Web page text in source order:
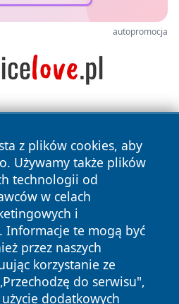
autopromocja
z plików cookies, aby
Używamy także plików
technologii od
w celach
i
Informacje te mogą być
przez naszych
korzystanie ze
do serwisu",
dodatkowych
Wszystkie prawa
Polityka
Cookies